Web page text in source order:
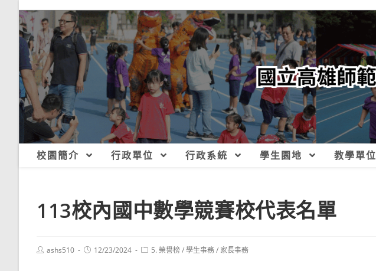
校園簡介 行政單位 行政系統 學生園地 教學單位
113校內國中數學競賽校代表名單
Postashs510
Post12/23/2024
Post5. 榮譽榜/學生事務/ 家長事務